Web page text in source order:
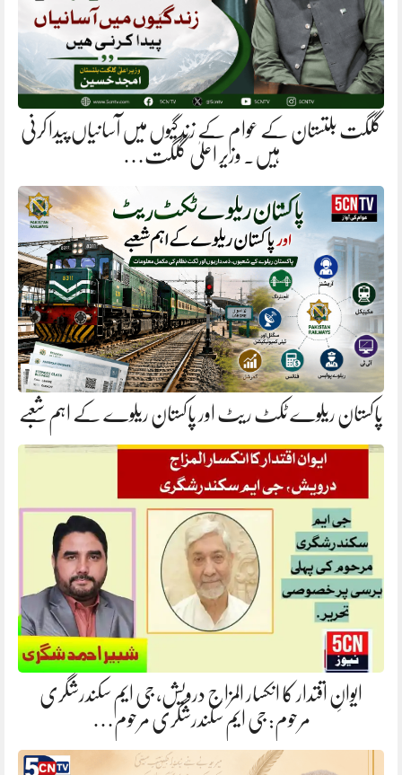
گلگت بلتستان کے عوام کے زندگیوں میں آسانیاں پیدا کرنی
ہیں. وزیر اعلیٰ گلگت…
پاکستان ریلوے ٹکٹ ریٹ اور پاکستان ریلوے کے اہم شعبے
ایوانِ اقتدار کا انکسار المزاج درویش، جی ایم سکندرشگری
مرحوم: جی ایم سکندرشگری مرحوم…